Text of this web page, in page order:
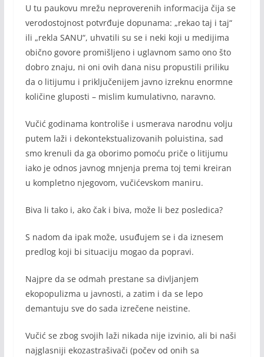
U tu paukovu mrežu neproverenih informacija čija se
verodostojnost potvrđuje dopunama: „rekao taj i taj“
ili „rekla SANU“, uhvatili su se i neki koji u medijima
obično govore promišljeno i uglavnom samo ono što
dobro znaju, ni oni ovih dana nisu propustili priliku
da o litijumu i priključenijem javno izreknu enormne
količine gluposti – mislim kumulativno, naravno.
Vučić godinama kontroliše i usmerava narodnu volju
putem laži i dekontekstualizovanih poluistina, sad
smo krenuli da ga oborimo pomoću priče o litijumu
iako je odnos javnog mnjenja prema toj temi kreiran
u kompletno njegovom, vučićevskom maniru.
Biva li tako i, ako čak i biva, može li bez posledica?
S nadom da ipak može, usuđujem se i da iznesem
predlog koji bi situaciju mogao da popravi.
Najpre da se odmah prestane sa divljanjem
ekopopulizma u javnosti, a zatim i da se lepo
demantuju sve do sada izrečene neistine.
Vučić se zbog svojih laži nikada nije izvinio, ali bi naši
najglasniji ekozastrašivači (počev od onih sa